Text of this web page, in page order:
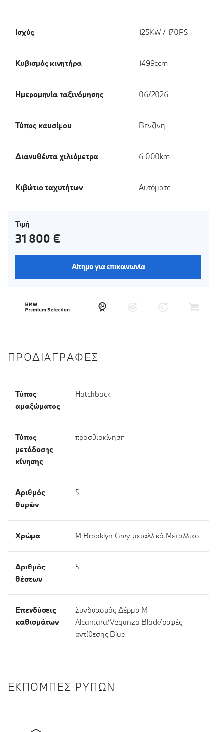
Ισχύς 125KW / 170PS
Κυβισμός κινητήρα 1499ccm
Ημερομηνία ταξινόμησης 06/2026
Τύπος καυσίμου Βενζίνη
Διανυθέντα χιλιόμετρα 6 000km
Κιβώτιο ταχυτήτων Αυτόματο
Τιμή
31 800 €
Αίτημα για επικοινωνία
ΠΡΟΔΙΑΓΡΑΦΈΣ
Τύπος
αμαξώματος
Hatchback
Τύπος
μετάδοσης
κίνησης
προσθιοκίνηση
Αριθμός
θυρών
5
Χρώμα M Brooklyn Grey μεταλλικό Μεταλλικό
Αριθμός
θέσεων
5
Επενδύσεις
καθισμάτων
Συνδυασμός Δέρμα M
Alcantara/Veganza Black/ραφές
αντίθεσης Blue
ΕΚΠΟΜΠΈΣ ΡΎΠΩΝ